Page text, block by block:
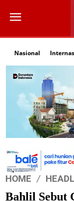
Nasional
HOME
Bahlil Sebut